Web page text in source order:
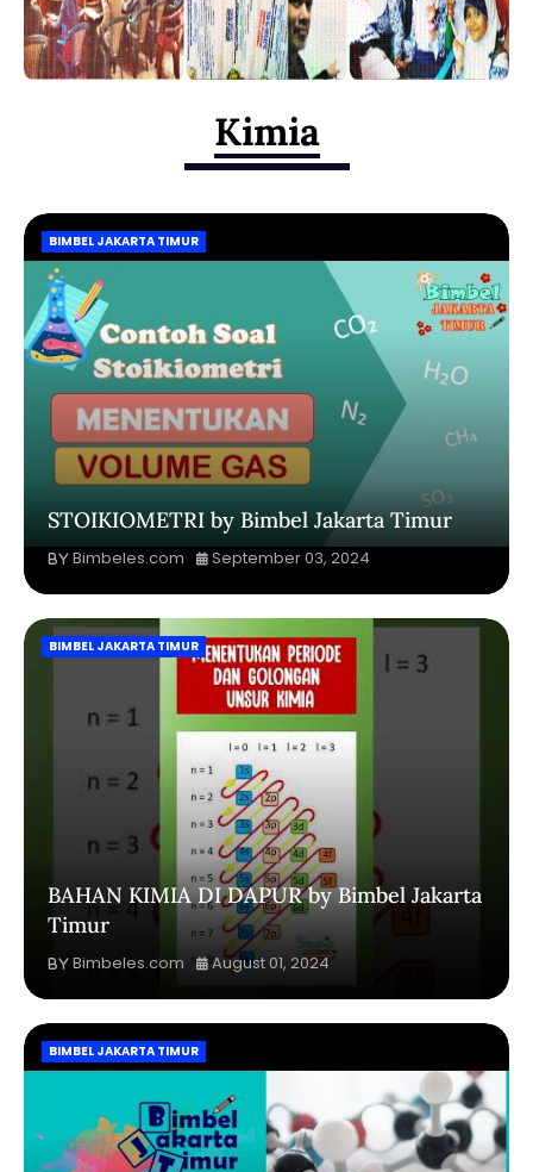
Kimia
BIMBEL JAKARTA TIMUR
STOIKIOMETRI by Bimbel Jakarta Timur
Bimbeles.com September 03, 2024
BIMBEL JAKARTA TIMUR
BAHAN KIMIA DI DAPUR by Bimbel Jakarta
Timur
Bimbeles.com August 01, 2024
BIMBEL JAKARTA TIMUR